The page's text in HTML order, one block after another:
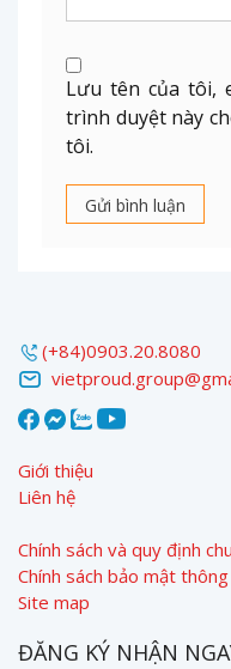
Lưu tên của tôi,
trình duyệt này
tôi.
(+84)0903.20.8080
Giới thiệu
Liên hệ
Chính sách và quy định
Chính sách bảo mật
Site map
ĐĂNG KÝ NHẬN